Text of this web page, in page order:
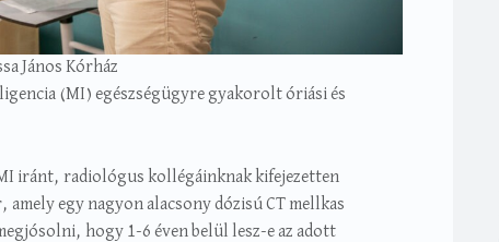
János Kórház
(MI) egészségügyre gyakorolt óriási és
iránt, radiológus kollégáinknak kifejezetten
egy nagyon alacsony dózisú CT mellkas
hogy 1-6 éven belül lesz-e az adott